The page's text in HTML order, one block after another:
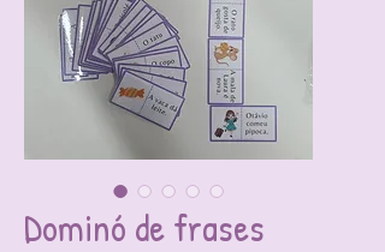
Dominó de frases